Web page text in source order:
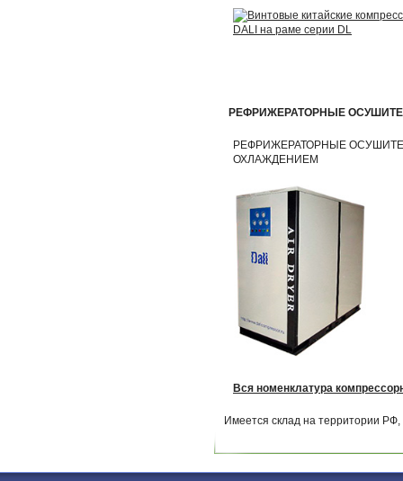
РЕФРИЖЕРАТОРНЫЕ
РЕФРИЖЕРАТОРНЫЕ
ОХЛАЖДЕНИЕМ
Вся номенклатура
Имеется склад на территории